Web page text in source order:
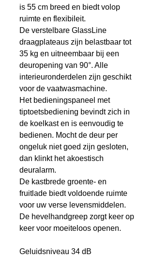
is 55 cm breed en biedt volop
ruimte en flexibileit.
De verstelbare GlassLine
draagplateaus zijn belastbaar tot
35 kg en uitneembaar bij een
deuropening van 90°. Alle
interieuronderdelen zijn geschikt
voor de vaatwasmachine.
Het bedieningspaneel met
tiptoetsbediening bevindt zich in
de koelkast en is eenvoudig te
bedienen. Mocht de deur per
ongeluk niet goed zijn gesloten,
dan klinkt het akoestisch
deuralarm.
De kastbrede groente- en
fruitlade biedt voldoende ruimte
voor uw verse levensmiddelen.
De hevelhandgreep zorgt keer op
keer voor moeiteloos openen.
Geluidsniveau 34 dB